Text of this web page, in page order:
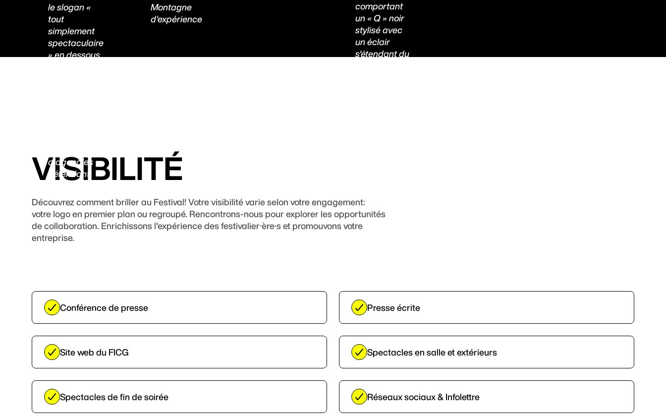
VISIBILITÉ
Découvrez comment briller au Festival! Votre visibilité varie selon votre engagement:
votre logo en premier plan ou regroupé. Rencontrons-nous pour explorer les opportunités
de collaboration. Enrichissons l'expérience des festivalier·ère·s et promouvons votre
entreprise.
Conférence de presse Presse écrite
Site web du FICG Spectacles en salle et extérieurs
Spectacles de fin de soirée Réseaux sociaux & Infolettre